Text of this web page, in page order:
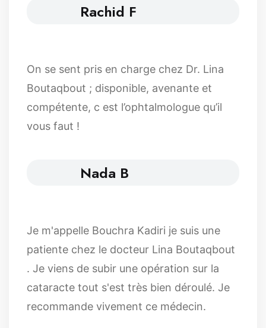
Rachid F
On se sent pris en charge chez Dr. Lina
Boutaqbout ; disponible, avenante et
compétente, c est l’ophtalmologue qu’il
vous faut !
Nada B
Je m'appelle Bouchra Kadiri je suis une
patiente chez le docteur Lina Boutaqbout
. Je viens de subir une opération sur la
cataracte tout s'est très bien déroulé. Je
recommande vivement ce médecin.